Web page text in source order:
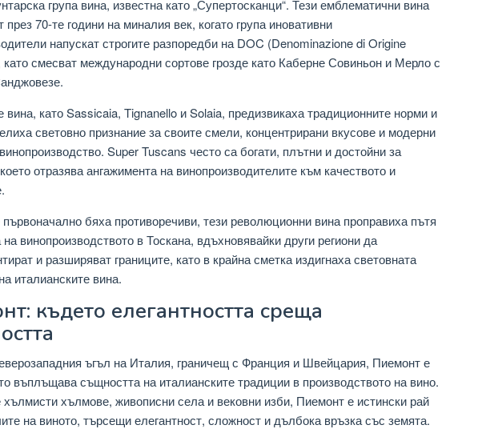
група вина, известна като „Супертосканци“. Тези емблематични вина
през 70-те години на миналия век, когато група иновативни
напускат строгите разпоредби на DOC (Denominazione di Origine
като смесват международни сортове грозде като Каберне Совиньон и Мерло с
вина, като Sassicaia, Tignanello и Solaia, предизвикаха традиционните норми и
световно признание за своите смели, концентрирани вкусове и модерни
Super Tuscans често са богати, плътни и достойни за
отразява ангажимента на винопроизводителите към качеството и
бяха противоречиви, тези революционни вина проправиха пътя
винопроизводството в Тоскана, вдъхновявайки други региони да
и разширяват границите, като в крайна сметка издигнаха световната
италианските вина.
където елегантността среща
ъгъл на Италия, граничещ с Франция и Швейцария, Пиемонт е
въплъщава същността на италианските традиции в производството на вино.
хълмове, живописни села и вековни изби, Пиемонт е истински рай
на виното, търсещи елегантност, сложност и дълбока връзка със земята.